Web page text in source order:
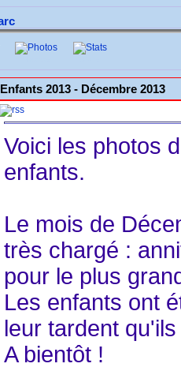
Enfants 2013 - Décembre 2013
Voici les photos
enfants.
Le mois de
très chargé :
pour le plus
Les enfants ont
leur tardent
A bientôt !